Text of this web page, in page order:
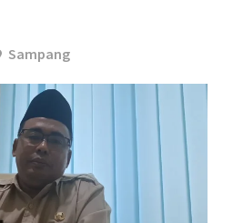
Sampang